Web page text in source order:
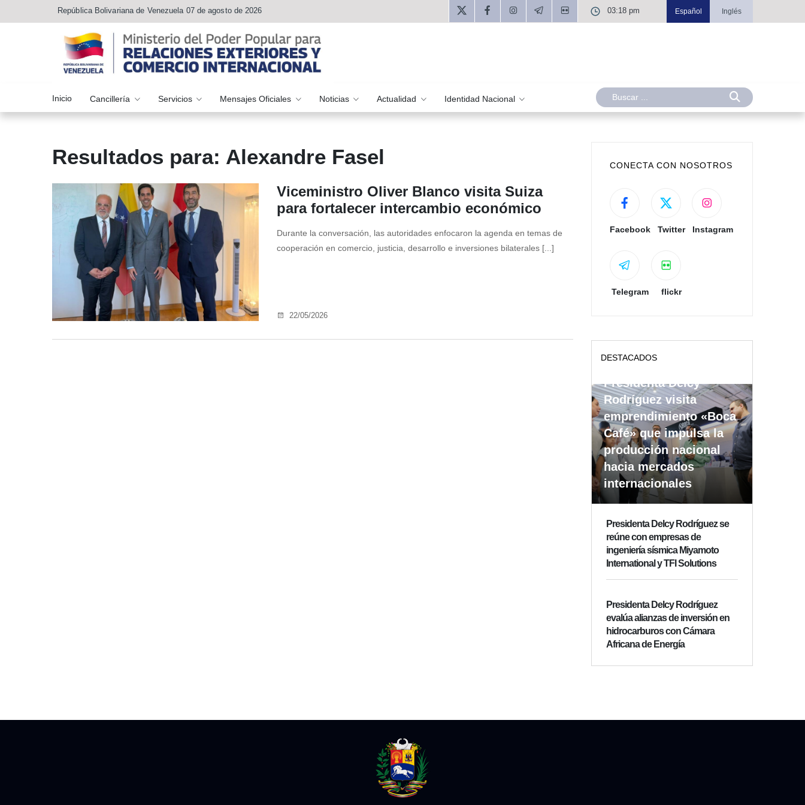
República Bolivariana de Venezuela 07 de agosto de 2026 03:18 pm Español Inglés
Inicio Cancillería Servicios Mensajes Oficiales Noticias Actualidad Identidad Nacional
Resultados para: Alexandre Fasel
Viceministro Oliver Blanco visita Suiza
para fortalecer intercambio económico
Durante la conversación, las autoridades enfocaron la agenda en temas de
cooperación en comercio, justicia, desarrollo e inversiones bilaterales [...]
22/05/2026
CONECTA CON NOSOTROS
Facebook Twitter Instagram
Telegram flickr
DESTACADOS
Presidenta Delcy
Rodríguez visita
emprendimiento «Boca
Café» que impulsa la
producción nacional
hacia mercados
internacionales
Presidenta Delcy Rodríguez se
reúne con empresas de
ingeniería sísmica Miyamoto
International y TFI Solutions
Presidenta Delcy Rodríguez
evalúa alianzas de inversión en
hidrocarburos con Cámara
Africana de Energía